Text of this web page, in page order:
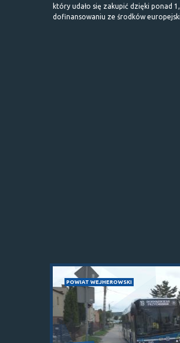
który udało się zakupić dzięki ponad
dofinansowaniu ze środków
POWIAT WEJHEROWSKI